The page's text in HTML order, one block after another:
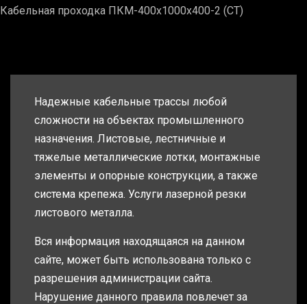
Кабельная проходка ПКМ-400х1000х400-2 (СТ)
Надежные кабельные трассы любой
сложности на объектах промышленного
назначения. Листовые, лестничные и
тяжелые металлические лотки, монтажные
элементы и опорные конструкции, а также
система крепежа. Услуги лазерной резки
листового металла.
Вся информация находящаяся на данном
сайте, может быть использована только с
разрешения администрации сайта.
Нарушение данного правила повлечет за